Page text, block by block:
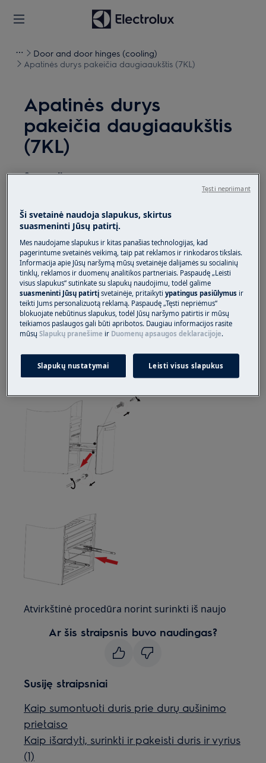
Door and door hinges (cooling)
Apatinės durys pakeičia daugiaaukštis (7KL)
Apatinės durys
pakeičia daugiaaukštis
(7KL)
Sprendimas
ir atjunkite maitinimo kištuką išlizdo.
Perkeldami prietaisus visada būkite atsargūs,
sunkiems prietaisams judėti reikia dviem asmenims.
Visada mūvėkite apsaugines pirštines ir uždarą
avalynę.
Atkreipkite dėmesį, kad netinkamas remontas ar
neprofesionalus remontas gali turėti saugos
pasekmių
Apatinių durų keitimas
Atvirkštinė procedūra norint surinkti iš naujo
Ar šis straipsnis buvo naudingas?
Susiję straipsniai
Kaip sumontuoti duris prie durų aušinimo
prietaiso
Kaip išardyti, surinkti ir pakeisti duris ir vyrius
(1)
Ši svetainė naudoja slapukus, skirtus
suasmeninti Jūsų patirtį.
Mes naudojame slapukus ir kitas panašias technologijas, kad
pagerintume svetainės veikimą, taip pat reklamos ir rinkodaros tikslais.
Informacija apie Jūsų naršymą mūsų svetainėje dalijamės su socialinių
tinklų, reklamos ir duomenų analitikos partneriais. Paspaudę „Leisti
visus slapukus“ sutinkate su slapukų naudojimu, todėl galime
suasmeninti Jūsų patirtįsvetainėje, pritaikytiypatingus pasiūlymus ir
teikti Jums personalizuotą reklamą. Paspaudę „Tęsti nepriėmus“
blokuojate nebūtinus slapukus, todėl Jūsų naršymo patirtis ir mūsų
teikiamos paslaugos gali būti apribotos. Daugiau informacijos rasite
mūsųSlapukų pranešime ir Duomenų apsaugos deklaracijoje.
Slapukų nustatymai Leisti visus slapukus
Tęsti nepriimant